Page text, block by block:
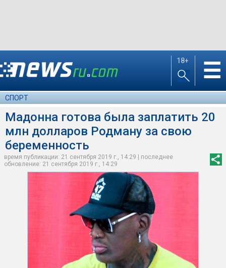
18+ ☰
СПОРТ
Мадонна готова была заплатить 20
млн долларов Родману за свою
беременность
время публикации: 21 сентября 2019 г., 14:29 | последнее
обновление: 21 сентября 2019 г., 14:29